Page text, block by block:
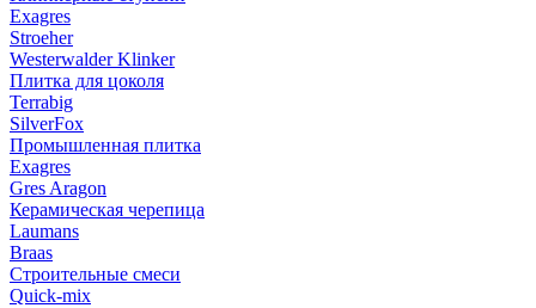
Exagres
Stroeher
Westerwalder Klinker
Плитка для цоколя
Terrabig
SilverFox
Промышленная плитка
Exagres
Gres Aragon
Керамическая черепица
Laumans
Braas
Строительные смеси
Quick-mix